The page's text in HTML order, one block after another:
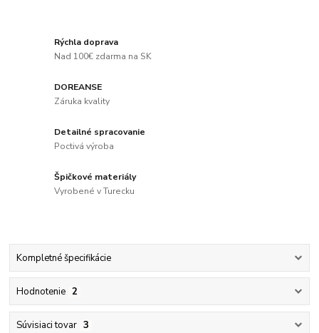
Rýchla doprava
Nad 100€ zdarma na SK
DOREANSE
Záruka kvality
Detailné spracovanie
Poctivá výroba
Špičkové materiály
Vyrobené v Turecku
Kompletné špecifikácie
Hodnotenie 2
Súvisiaci tovar 3